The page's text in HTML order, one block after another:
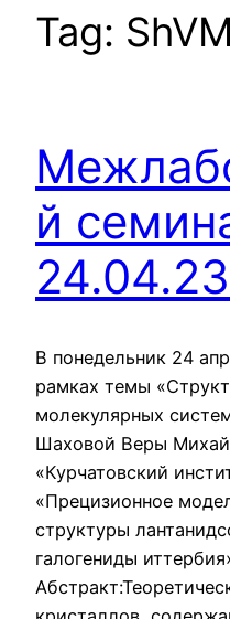
Tag: ShVM
й
24.04.23
В понедельник 24
рамках темы
молекулярных
Шаховой Веры
«Курчатовский
«Прецизионное
структуры
галогениды